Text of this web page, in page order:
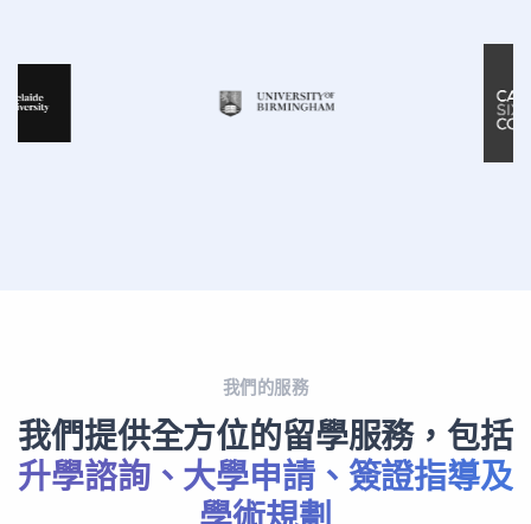
我們的服務
我們提供全方位的留學服務，包括
升學諮詢、大學申請、簽證指導及